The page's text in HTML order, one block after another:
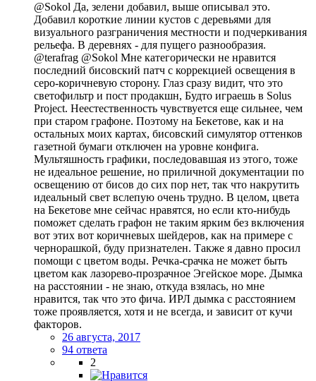
@Sokol Да, зелени добавил, выше описывал это.
Добавил короткие линии кустов с деревьями для
визуального разграничения местности и подчеркивания
рельефа. В деревнях - для пущего разнообразия.
@terafrag @Sokol Мне категорически не нравится
последний бисовский патч с коррекцией освещения в
серо-коричневую сторону. Глаз сразу видит, что это
светофильтр и пост продакшн, Будто играешь в Solus
Project. Неестественность чувствуется еще сильнее, чем
при старом графоне. Поэтому на Бекетове, как и на
остальных моих картах, бисовский симулятор оттенков
газетной бумаги отключен на уровне конфига.
Мультяшность графики, последовавшая из этого, тоже
не идеальное решение, но приличной документации по
освещению от бисов до сих пор нет, так что накрутить
идеальный свет вслепую очень трудно. В целом, цвета
на Бекетове мне сейчас нравятся, но если кто-нибудь
поможет сделать графон не таким ярким без включения
вот этих вот коричневых шейдеров, как на примере с
чернорашкой, буду признателен. Также я давно просил
помощи с цветом воды. Речка-срачка не может быть
цветом как лазорево-прозрачное Эгейское море. Дымка
на расстоянии - не знаю, откуда взялась, но мне
нравится, так что это фича. ИРЛ дымка с расстоянием
тоже проявляется, хотя и не всегда, и зависит от кучи
факторов.
26 августа, 2017
94 ответа
2